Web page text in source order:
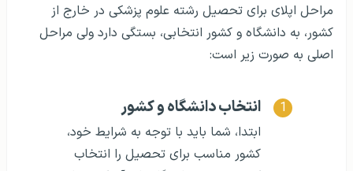
مراحل اپلای برای تحصیل رشته علوم پزشکی در خارج از
کشور، به دانشگاه و کشور انتخابی، بستگی دارد ولی مراحل
اصلی به صورت زیر است:
انتخاب دانشگاه و کشور
ابتدا، شما باید با توجه به شرایط خود،
کشور مناسب برای تحصیل را انتخاب